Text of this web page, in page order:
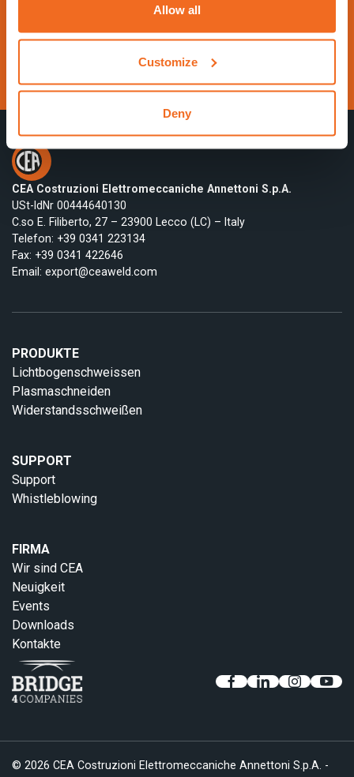
Allow all
Customize
Deny
Besuche die Website
CEA Costruzioni Elettromeccaniche Annettoni S.p.A.
USt-IdNr 00444640130
C.so E. Filiberto, 27 – 23900 Lecco (LC) – Italy
Telefon: +39 0341 223134
Fax: +39 0341 422646
Email: export@ceaweld.com
PRODUKTE
Lichtbogenschweissen
Plasmaschneiden
Widerstandsschweißen
SUPPORT
Support
Whistleblowing
FIRMA
Wir sind CEA
Neuigkeit
Events
Downloads
Kontakte
© 2026 CEA Costruzioni Elettromeccaniche Annettoni S.p.A. -